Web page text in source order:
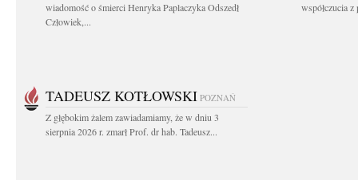
wiadomość o śmierci Henryka Paplaczyka Odszedł
Człowiek,...
współczucia
TADEUSZ KOTŁOWSKI POZNAŃ
Z głębokim żalem zawiadamiamy, że w dniu 3
sierpnia 2026 r. zmarł Prof. dr hab. Tadeusz...